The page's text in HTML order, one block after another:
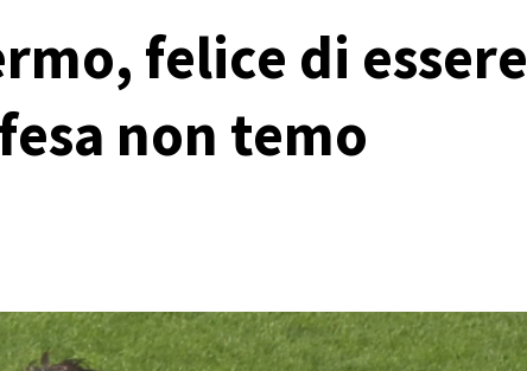
felice di essere
non temo